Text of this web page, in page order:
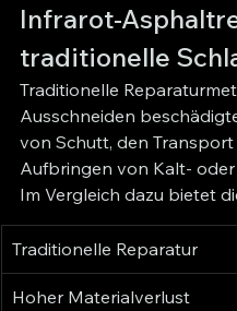
Infrarot-
traditionelle
Traditionelle
Ausschneiden
von Schutt, den
Aufbringen von Kalt-
Im Vergleich dazu bietet
Traditionelle Reparatur
Hoher Materialverlust